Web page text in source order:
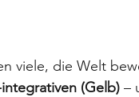
viele, die Welt
(Gelb) –